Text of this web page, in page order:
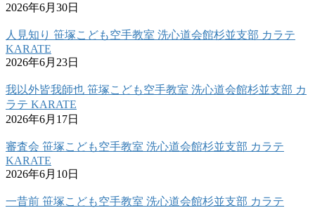
2026年6月30日
人見知り 笹塚こども空手教室 洗心道会館杉並支部 カラテ
KARATE
2026年6月23日
我以外皆我師也 笹塚こども空手教室 洗心道会館杉並支部 カ
ラテ KARATE
2026年6月17日
審査会 笹塚こども空手教室 洗心道会館杉並支部 カラテ
KARATE
2026年6月10日
一昔前 笹塚こども空手教室 洗心道会館杉並支部 カラテ